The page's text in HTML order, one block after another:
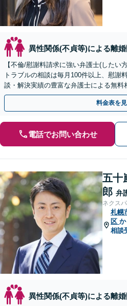
異性関係(不貞等)による離
【不倫/慰謝料請求に強い弁護士(したい
トラブルの相談は毎月100件以上、慰謝
談・解決実績の豊富な弁護士による無料
倫相談は初回0円】【全国対応】
料金表を
電話でお問い合わせ
五十
郎 弁
ネクス
札幌
区 か
相談
異性関係(不貞等)による離